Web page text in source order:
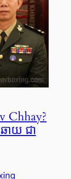
Chhay?
ាយ ជា